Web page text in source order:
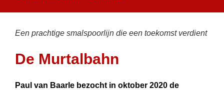
Een prachtige smalspoorlijn die een toekomst verdient
De Murtalbahn
Paul van Baarle bezocht in oktober 2020 de